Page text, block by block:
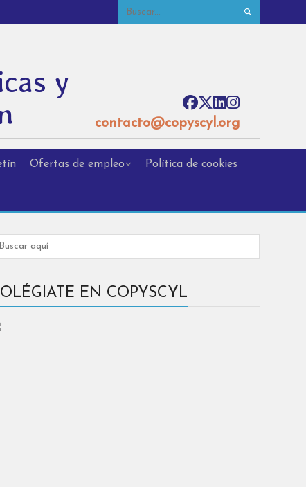
y
contacto@copyscyl.org
Ofertas de empleo Política de cookies
EN COPYSCYL